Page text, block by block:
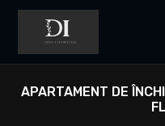
APARTAMENT DE